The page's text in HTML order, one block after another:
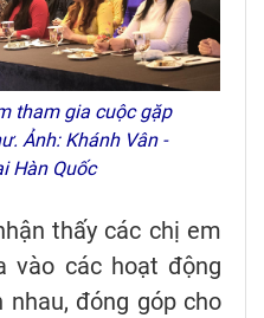
tham gia cuộc gặp
Ảnh: Khánh Vân -
Hàn Quốc
thấy các chị em
vào các hoạt động
đóng góp cho